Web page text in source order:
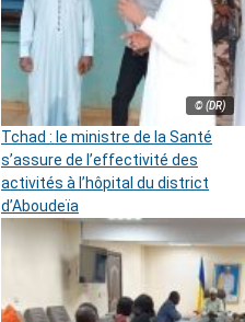
© (DR)
Tchad : le ministre de la Santé
s’assure de l’effectivité des
activités à l’hôpital du district
d’Aboudeïa